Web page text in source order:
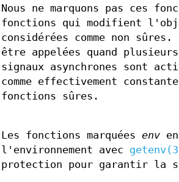
Nous ne marquons pas ces
fonctions qui modifient
considérées comme non
être appelées quand
signaux asynchrones sont
comme effectivement
fonctions sûres.
Les fonctions marquées enven
l'environnement avec
protection pour garantir la